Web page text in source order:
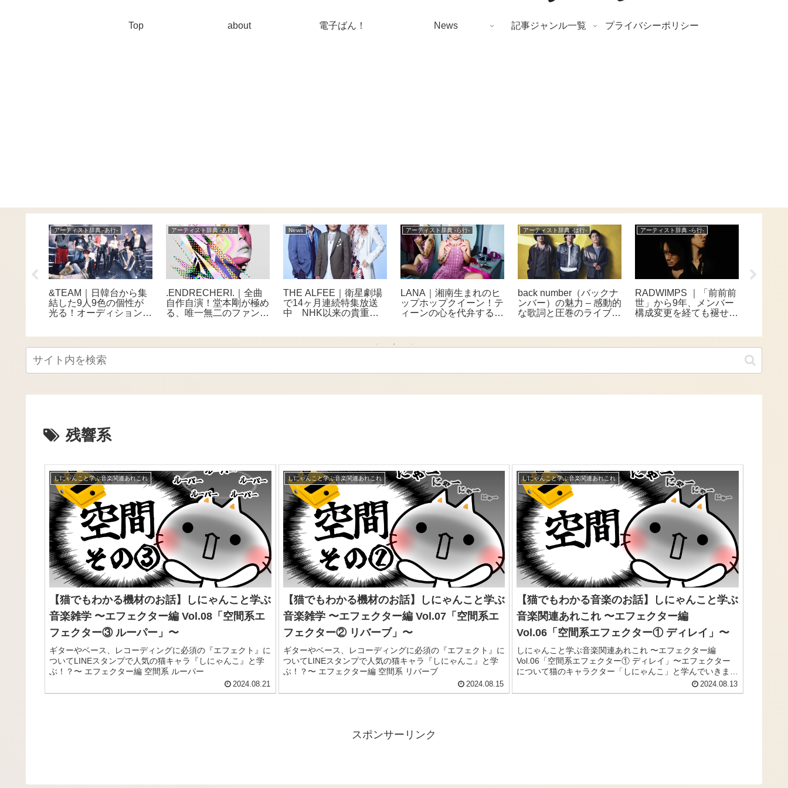
Top about 電子ばん！ News 記事ジャンル一覧 プライバシーポリシー
アーティスト辞典 -あ行-
&TEAM｜日韓台から集
結した9人9色の個性が
光る！オーディションか
アーティスト辞典 -あ行-
.ENDRECHERI.｜全曲
自作自演！堂本剛が極め
る、唯一無二のファンク
News
THE ALFEE｜衛星劇場
で14ヶ月連続特集放送
中 NHK以来の貴重番
アーティスト辞典 -ら行-
LANA｜湘南生まれのヒ
ップホップクイーン！テ
ィーンの心を代弁する次
アーティスト辞典 -は行-
back number（バックナ
ンバー）の魅力 – 感動的
な歌詞と圧巻のライブで
アーティスト辞典 -ら行-
RADWIMPS ｜「前前前
世」から9年、メンバー
構成変更を経ても褪せな
残響系
しにゃんこと学ぶ音楽関連あれこれ
【猫でもわかる機材のお話】しにゃんこと学ぶ
音楽雑学 〜エフェクター編 Vol.08「空間系エ
フェクター③ ルーパー」〜
ギターやベース、レコーディングに必須の『エフェクト』に
ついてLINEスタンプで人気の猫キャラ『しにゃんこ』と学
ぶ！？〜 エフェクター編 空間系 ルーパー
2024.08.21
しにゃんこと学ぶ音楽関連あれこれ
【猫でもわかる機材のお話】しにゃんこと学ぶ
音楽雑学 〜エフェクター編 Vol.07「空間系エ
フェクター② リバーブ」〜
ギターやベース、レコーディングに必須の『エフェクト』に
ついてLINEスタンプで人気の猫キャラ『しにゃんこ』と学
ぶ！？〜 エフェクター編 空間系 リバーブ
2024.08.15
しにゃんこと学ぶ音楽関連あれこれ
【猫でもわかる音楽のお話】しにゃんこと学ぶ
音楽関連あれこれ 〜エフェクター編
Vol.06「空間系エフェクター① ディレイ」〜
しにゃんこと学ぶ音楽関連あれこれ 〜エフェクター編
Vol.06「空間系エフェクター① ディレイ」〜エフェクター
について猫のキャラクター「しにゃんこ」と学んでいきまし
2024.08.13
スポンサーリンク